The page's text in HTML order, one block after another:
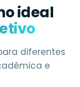
ideal
diferentes
e